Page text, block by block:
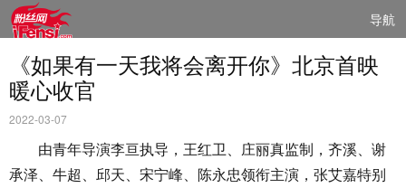
导航
《如果有一天我将会离开你》北京首映
暖心收官
2022-03-07
由青年导演李亘执导，王红卫、庄丽真监制，齐溪、谢
承泽、牛超、邱天、宋宁峰、陈永忠领衔主演，张艾嘉特别